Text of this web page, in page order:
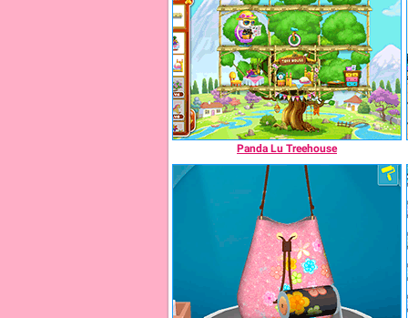
Panda Lu Treehouse